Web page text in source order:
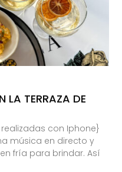
LA TERRAZA DE
con Iphone}
música en directo y
fría para brindar. Así